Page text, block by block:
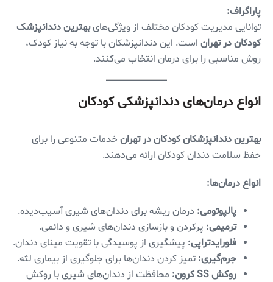
پاراگراف:
توانایی مدیریت کودکان مختلف از ویژگی‌هایبهترین دندانپزشک
کودکان در تهران است. این دندانپزشکان با توجه به نیاز کودک،
روش مناسبی را برای درمان انتخاب می‌کنند.
انواع درمان‌های دندانپزشکی کودکان
بهترین دندانپزشکان کودکان در تهران خدمات متنوعی را برای
حفظ سلامت دندان کودکان ارائه می‌دهند.
انواع درمان‌ها:
پالپوتومی: درمان ریشه برای دندان‌های شیری آسیب‌دیده.
ترمیمی: پرکردن و بازسازی دندان‌های شیری و دائمی.
فلورایدتراپی: پیشگیری از پوسیدگی با تقویت مینای دندان.
جرم‌گیری: تمیز کردن دندان‌ها برای جلوگیری از بیماری لثه.
روکش SS کرون:
محافظت از دندان‌های شیری با روکش